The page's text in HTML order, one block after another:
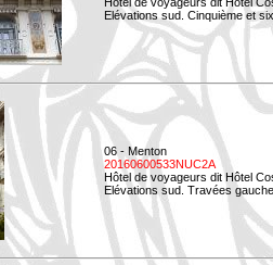
Elévations sud. Cinquième et
06 - Menton
20160600533NUC2A
Hôtel de voyageurs dit Hôtel
Elévations sud. Travées